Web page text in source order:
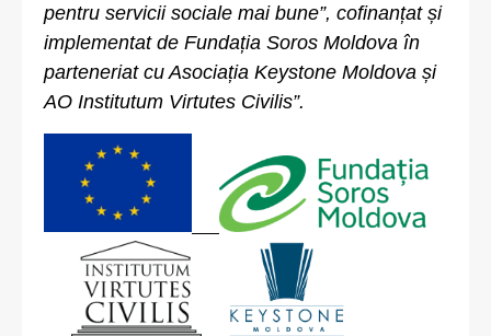
pentru servicii sociale mai bune”, cofinanțat și
implementat de Fundația Soros Moldova în
parteneriat cu Asociația Keystone Moldova și
AO Institutum Virtutes Civilis”.